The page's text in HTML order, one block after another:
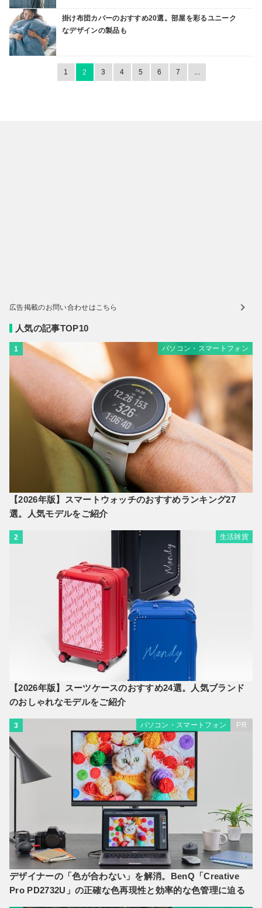
掛け布団カバーのおすすめ20選。部屋を彩るユニーク
なデザインの製品も
1 2 3 4 5 6 7 ...
広告掲載のお問い合わせはこちら
人気の記事TOP10
1 パソコン・スマートフォン
【2026年版】スマートウォッチのおすすめランキング27
選。人気モデルをご紹介
2 生活雑貨
【2026年版】スーツケースのおすすめ24選。人気ブランド
のおしゃれなモデルをご紹介
3 パソコン・スマートフォン PR
デザイナーの「色が合わない」を解消。BenQ「Creative
Pro PD2732U」の正確な色再現性と効率的な色管理に迫る